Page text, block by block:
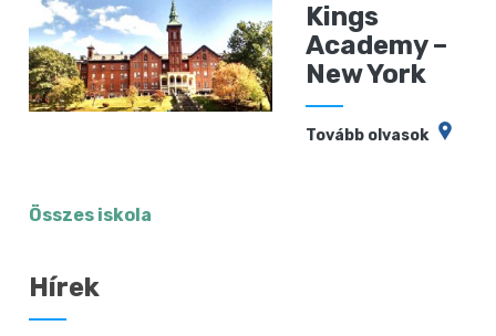
Kings
Academy –
New York
Tovább olvasok
Összes iskola
Hírek